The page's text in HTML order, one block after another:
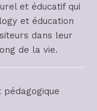
et éducatif qui
et éducation
dans leur
de la vie.